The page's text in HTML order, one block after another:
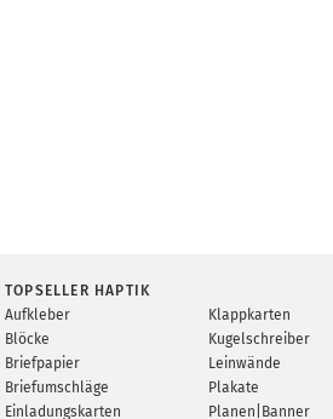
TOPSELLER HAPTIK
Aufkleber
Blöcke
Briefpapier
Briefumschläge
Einladungskarten
Klappkarten
Kugelschreiber
Leinwände
Plakate
Planen|Banner